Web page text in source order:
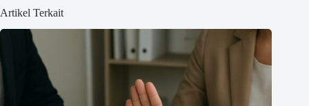
Artikel Terkait